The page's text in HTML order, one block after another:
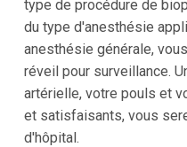
type de procédure de
du type d'anesthésie
anesthésie générale,
réveil pour surveillance.
artérielle, votre pouls et
et satisfaisants, vous
d'hôpital.